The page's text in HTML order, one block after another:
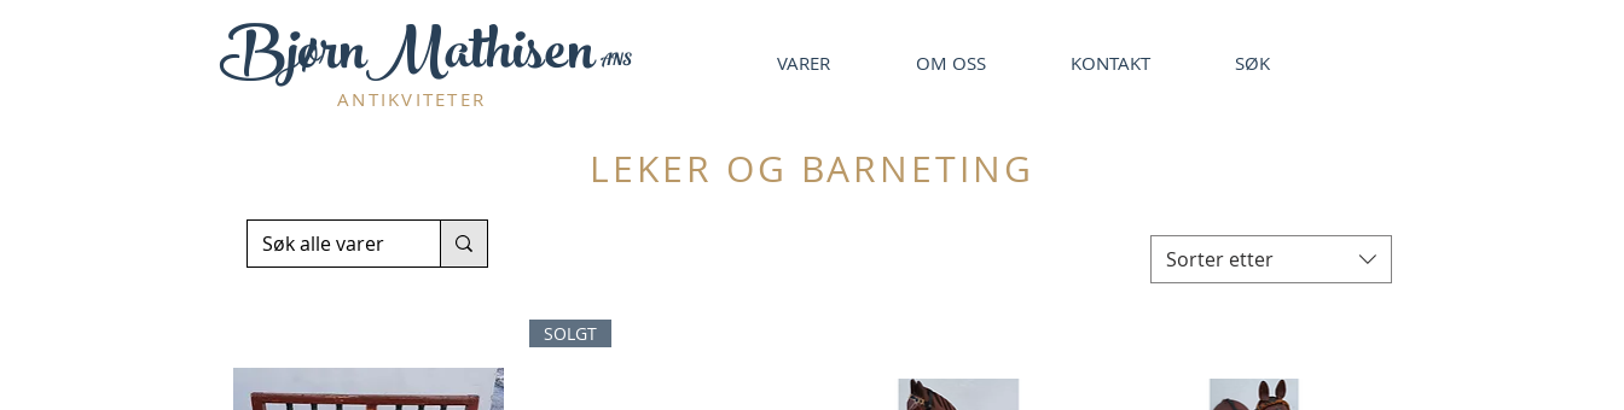
BjørnMathisen ANS
ANTIKVITETER
VARER OM OSS KONTAKT SØK
LEKER OG BARNETING
Sorter etter
SOLGT